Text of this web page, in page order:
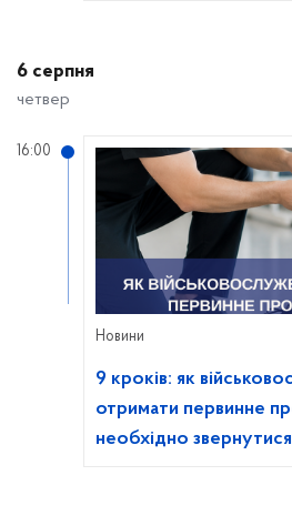
6 серпня
четвер
Новини
9 кроків: як
отримати первинне
необхідно
16:00